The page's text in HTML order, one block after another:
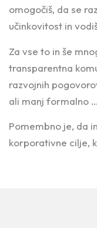
omogočiš, da se
učinkovitost in
Za vse to in še
transparentna
razvojnih
ali manj formalno …
Pomembno je, da
korporativne cilje,